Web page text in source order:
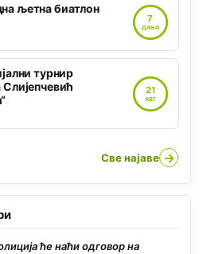
љетна биатлон
7
ДАНА
турнир
Слијепчевић
21
АВГ
Све најаве →
ће наћи одговор на